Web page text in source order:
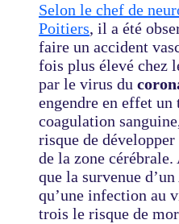
Selon le chef de
Poitiers, il a été
faire un accident
fois plus élevé chez
par le virus du
engendre en effet un
coagulation
risque de
de la zone
que la survenue
qu’une infection au
trois le risque de